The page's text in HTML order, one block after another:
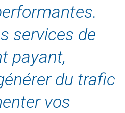
services de
payant,
du trafic
vos